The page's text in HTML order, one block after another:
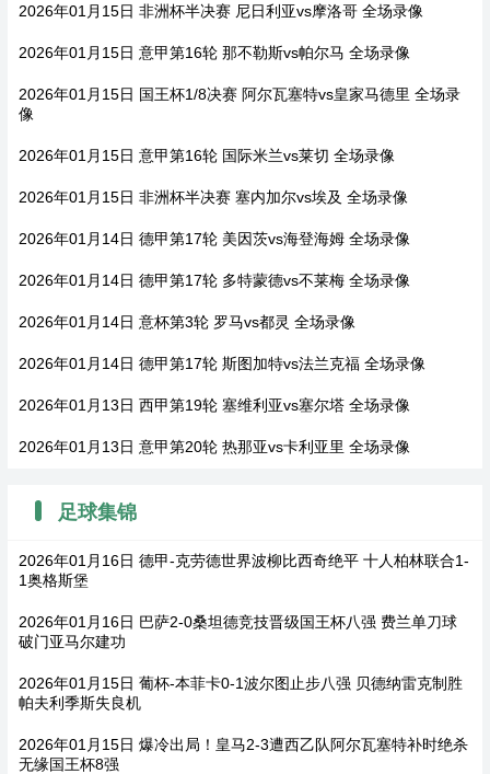
2026年01月15日 非洲杯半决赛 尼日利亚vs摩洛哥 全场录像
2026年01月15日 意甲第16轮 那不勒斯vs帕尔马 全场录像
2026年01月15日 国王杯1/8决赛 阿尔瓦塞特vs皇家马德里 全场录
像
2026年01月15日 意甲第16轮 国际米兰vs莱切 全场录像
2026年01月15日 非洲杯半决赛 塞内加尔vs埃及 全场录像
2026年01月14日 德甲第17轮 美因茨vs海登海姆 全场录像
2026年01月14日 德甲第17轮 多特蒙德vs不莱梅 全场录像
2026年01月14日 意杯第3轮 罗马vs都灵 全场录像
2026年01月14日 德甲第17轮 斯图加特vs法兰克福 全场录像
2026年01月13日 西甲第19轮 塞维利亚vs塞尔塔 全场录像
2026年01月13日 意甲第20轮 热那亚vs卡利亚里 全场录像
足球集锦
2026年01月16日 德甲-克劳德世界波柳比西奇绝平 十人柏林联合1-
1奥格斯堡
2026年01月16日 巴萨2-0桑坦德竞技晋级国王杯八强 费兰单刀球
破门亚马尔建功
2026年01月15日 葡杯-本菲卡0-1波尔图止步八强 贝德纳雷克制胜
帕夫利季斯失良机
2026年01月15日 爆冷出局！皇马2-3遭西乙队阿尔瓦塞特补时绝杀
无缘国王杯8强